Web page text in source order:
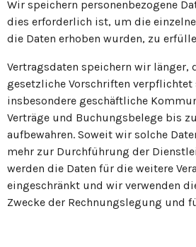
Wir speichern personenbezogene
dies erforderlich ist, um die
die Daten erhoben wurden, zu
Vertragsdaten speichern wir länger,
gesetzliche Vorschriften verpflichtet
insbesondere geschäftliche
Verträge und Buchungsbelege bis
aufbewahren. Soweit wir solche
mehr zur Durchführung der
werden die Daten für die weitere
eingeschränkt und wir verwenden
Zwecke der Rechnungslegung und